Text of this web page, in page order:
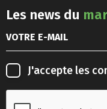
Les news du
J'accepte les